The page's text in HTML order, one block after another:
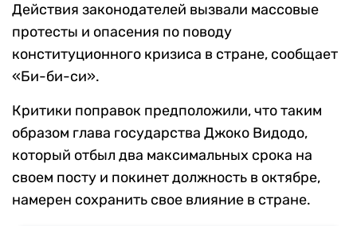
Действия законодателей вызвали массовые
протесты и опасения по поводу
конституционного кризиса в стране, сообщает
«Би-би-си».
Критики поправок предположили, что таким
образом глава государства Джоко Видодо,
который отбыл два максимальных срока на
своем посту и покинет должность в октябре,
намерен сохранить свое влияние в стране.